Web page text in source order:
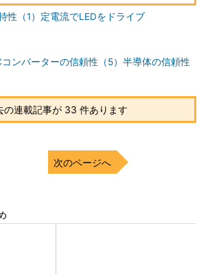
性（1）定電流でLEDをドライブ
ンバーターの信頼性（5）半導体の信頼性
の連載記事が 33 件あります
次のページへ